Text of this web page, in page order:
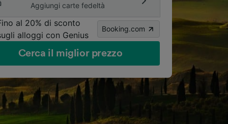
Aggiungi carte fedeltà
al 20% di sconto
alloggi con Genius
Booking.com
Cerca il miglior prezzo